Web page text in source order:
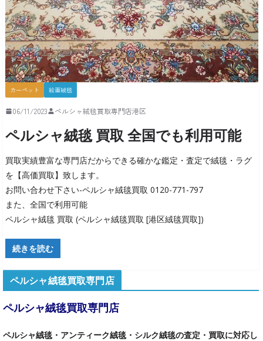
カーペット 絵画絨毯
06/11/2023 ペルシャ絨毯買取専門店港区
ペルシャ絨毯 買取 全国でも利用可能
買取実績豊富な専門店だからできる確かな鑑定・査定で絨毯・ラグ
を【高価買取】致します。
お問い合わせ下さい-ペルシャ絨毯買取 0120-771-797
また、全国で利用可能
ペルシャ絨毯 買取 (ペルシャ絨毯買取 [港区絨毯買取])
続きを読む
ペルシャ絨毯買取専門店
ペルシャ絨毯買取専門店
ペルシャ絨毯・アンティーク絨毯・シルク絨毯の査定・買取に対応し